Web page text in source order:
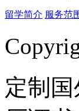
留学简介 服务范
定制